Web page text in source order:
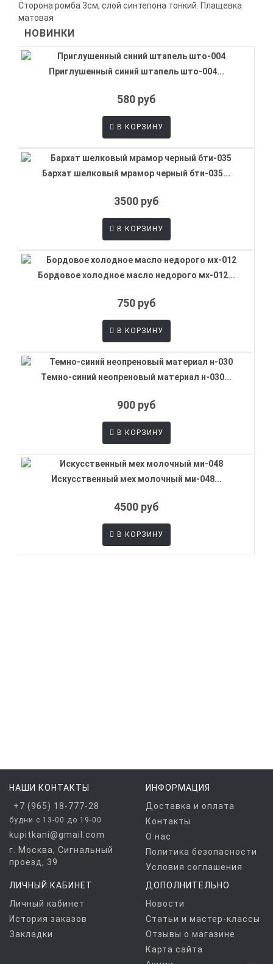
Сторона ромба 3см, слой синтепона тонкий. Плащевка
матовая
НОВИНКИ
Приглушенный синий штапель што-004...
580 руб
В КОРЗИНУ
Бархат шелковый мрамор черный бти-035...
3500 руб
В КОРЗИНУ
Бордовое холодное масло недорого мх-012...
750 руб
В КОРЗИНУ
Темно-синий неопреновый материал н-030...
900 руб
В КОРЗИНУ
Искусственный мех молочный ми-048...
4500 руб
В КОРЗИНУ
НАШИ КОНТАКТЫ
+7 (965) 18-777-28
будни с 13-00 до 19-00
kupitkani@gmail.com
г. Москва, Сигнальный
проезд, 39
ИНФОРМАЦИЯ
Доставка и оплата
Контакты
О нас
Политика безопасности
Условия соглашения
ЛИЧНЫЙ КАБИНЕТ
Личный кабинет
История заказов
Закладки
ДОПОЛНИТЕЛЬНО
Новости
Статьи и мастер-классы
Отзывы о магазине
Карта сайта